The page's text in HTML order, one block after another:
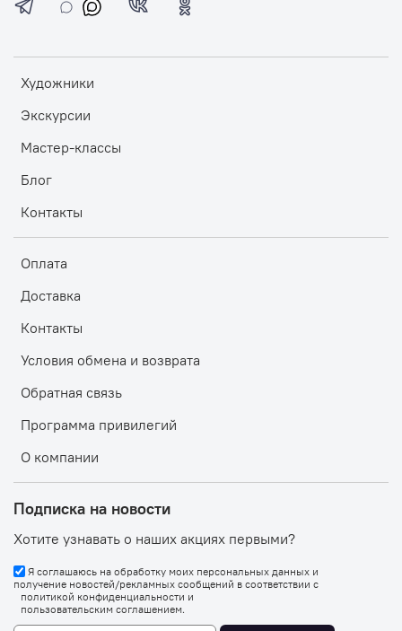
Художники
Экскурсии
Мастер-классы
Блог
Контакты
Оплата
Доставка
Контакты
Условия обмена и возврата
Обратная связь
Программа привилегий
О компании
Подписка на новости
Хотите узнавать о наших акциях первыми?
Я соглашаюсь на обработку моих персональных данных и
получение новостей/рекламных сообщений в соответствии с
политикой конфиденциальности и
пользовательским соглашением.